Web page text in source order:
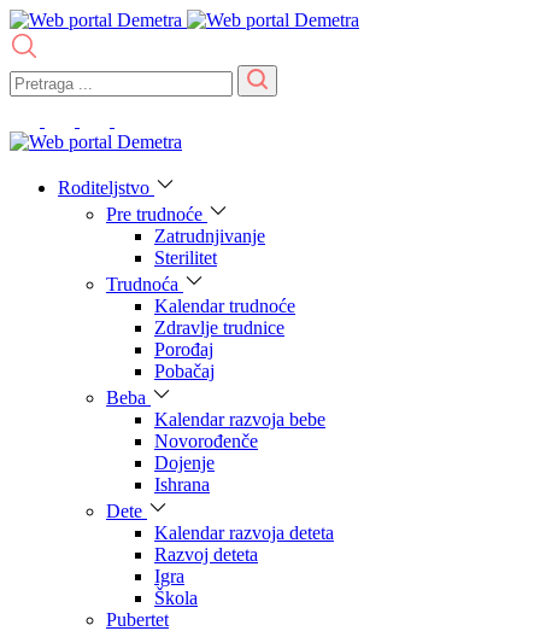
Roditeljstvo
Pre trudnoće
Zatrudnjivanje
Sterilitet
Trudnoća
Kalendar trudnoće
Zdravlje trudnice
Porođaj
Pobačaj
Beba
Kalendar razvoja bebe
Novorođenče
Dojenje
Ishrana
Dete
Kalendar razvoja deteta
Razvoj deteta
Igra
Škola
Pubertet